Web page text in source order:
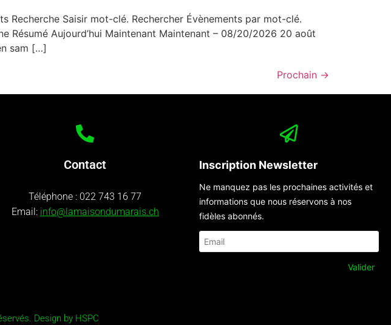
Recherche Saisir mot-clé. Rechercher Évènements par mot-clé.
Résumé Aujourd’hui Maintenant Maintenant – 08/20/2026 20 août
sam […]
Prochain →
Contact
Téléphone : 022 743 16 77
Email: info@lamaisondumarais.ch
Inscription Newsletter
Ne manquez pas les prochaines activités et
informations que nous réservons à nos
fidèles abonnés.
Design by HSPC